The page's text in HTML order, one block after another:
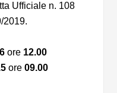
Ufficiale n. 108
2019.
ore 12.00
ore09.00